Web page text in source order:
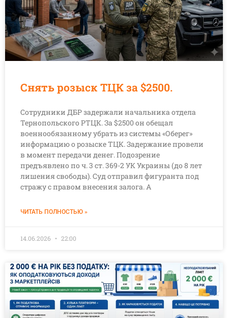
Снять розыск ТЦК за $2500.
Сотрудники ДБР задержали начальника отдела
Тернопольского РТЦК. За $2500 он обещал
военнообязанному убрать из системы «Оберег»
информацию о розыске ТЦК. Задержание провели
в момент передачи денег. Подозрение
предъявлено по ч. 3 ст. 369-2 УК Украины (до 8 лет
лишения свободы). Суд отправил фигуранта под
стражу с правом внесения залога. А
ЧИТАТЬ ПОЛНОСТЬЮ »
14.06.2026 22:00